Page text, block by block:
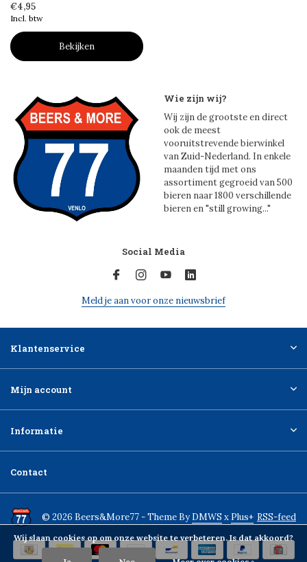
€4,95
Incl. btw
Bekijken
Wie zijn wij?
Wij zijn de grootste en direct
ook de meest
vooruitstrevende bierwinkel
van Zuid-Nederland. In enkele
maanden tijd met ons
assortiment gegroeid van 500
bieren naar 1800 verschillende
bieren en "still growing..."
Social Media
Meld je aan voor onze nieuwsbrief
Klantenservice
Mijn account
Informatie
Contact
© 2026 Beers&More77 - Theme ByDMWS x Plus+ RSS-feed
Wij slaan cookies op om onze website te verbeteren. Is dat akkoord?